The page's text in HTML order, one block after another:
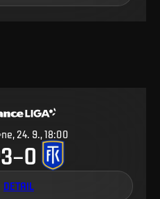
ne, 24. 9., 18:00
3–0
DETAIL